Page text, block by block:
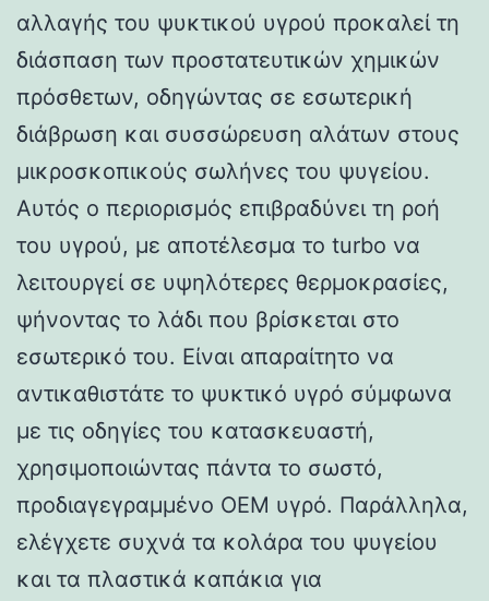
αλλαγής του ψυκτικού υγρού προκαλεί τη
διάσπαση των προστατευτικών χημικών
πρόσθετων, οδηγώντας σε εσωτερική
διάβρωση και συσσώρευση αλάτων στους
μικροσκοπικούς σωλήνες του ψυγείου.
Αυτός ο περιορισμός επιβραδύνει τη ροή
του υγρού, με αποτέλεσμα το turbo να
λειτουργεί σε υψηλότερες θερμοκρασίες,
ψήνοντας το λάδι που βρίσκεται στο
εσωτερικό του. Είναι απαραίτητο να
αντικαθιστάτε το ψυκτικό υγρό σύμφωνα
με τις οδηγίες του κατασκευαστή,
χρησιμοποιώντας πάντα το σωστό,
προδιαγεγραμμένο OEM υγρό. Παράλληλα,
ελέγχετε συχνά τα κολάρα του ψυγείου
και τα πλαστικά καπάκια για